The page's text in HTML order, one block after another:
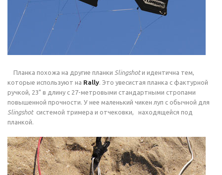
Планка похожа на другие планки Slingshotи идентична тем,
которые используют на Rally. Это увесистая планка с фактурной
ручкой, 23" в длину с 27-метровыми стандартными стропами
повышенной прочности. У нее маленький чикен луп с обычной для
Slingshotсистемой тримера и отчековки, находящейся под
планкой.